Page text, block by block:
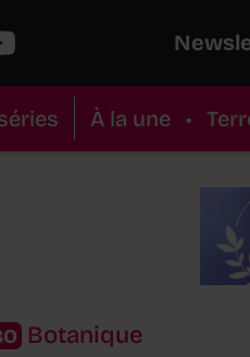
À la une •
Botanique